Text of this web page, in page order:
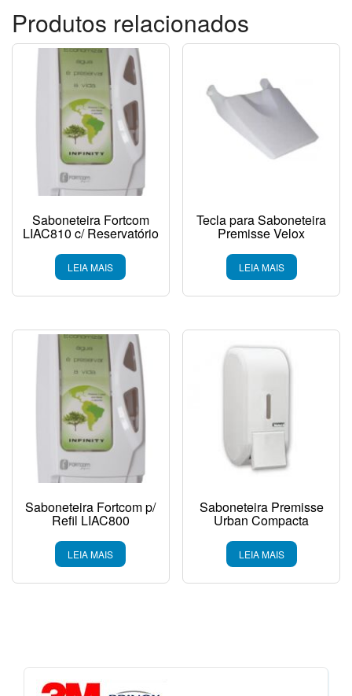
Produtos relacionados
Saboneteira Fortcom
LIAC810 c/ Reservatório
LEIA MAIS
Tecla para Saboneteira
Premisse Velox
LEIA MAIS
Saboneteira Fortcom p/
Refil LIAC800
LEIA MAIS
Saboneteira Premisse
Urban Compacta
LEIA MAIS